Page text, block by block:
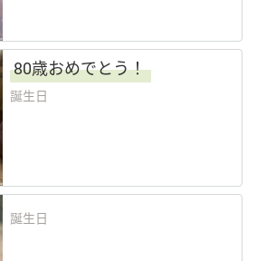
80歳おめでとう！
誕生日
誕生日